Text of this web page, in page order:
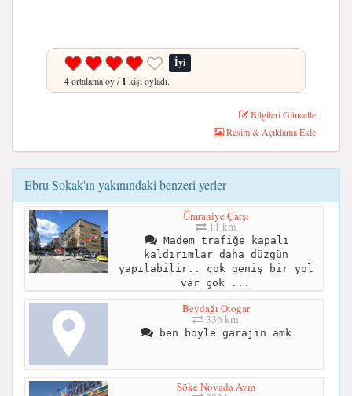
İyi
4ortalama oy /1 kişi oyladı.
Bilgileri Güncelle
Resim & Açıklama Ekle
Ebru Sokak'ın yakınındaki benzeri yerler
Ümraniye Çarşı
11 km
Madem trafiğe kapalı
kaldırımlar daha düzgün
yapılabilir.. çok geniş bir yol
var çok ...
Beydağı Otogar
336 km
ben böyle garajın amk
Söke Novada Avm